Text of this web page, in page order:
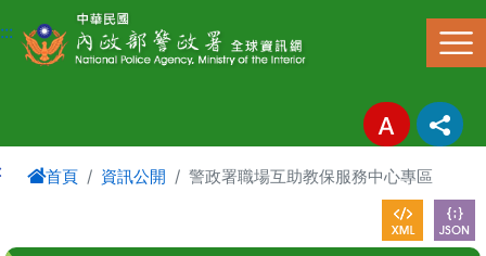
進入內容區塊
:::
首頁 資訊公開 警政署職場互助教保服務中心專區